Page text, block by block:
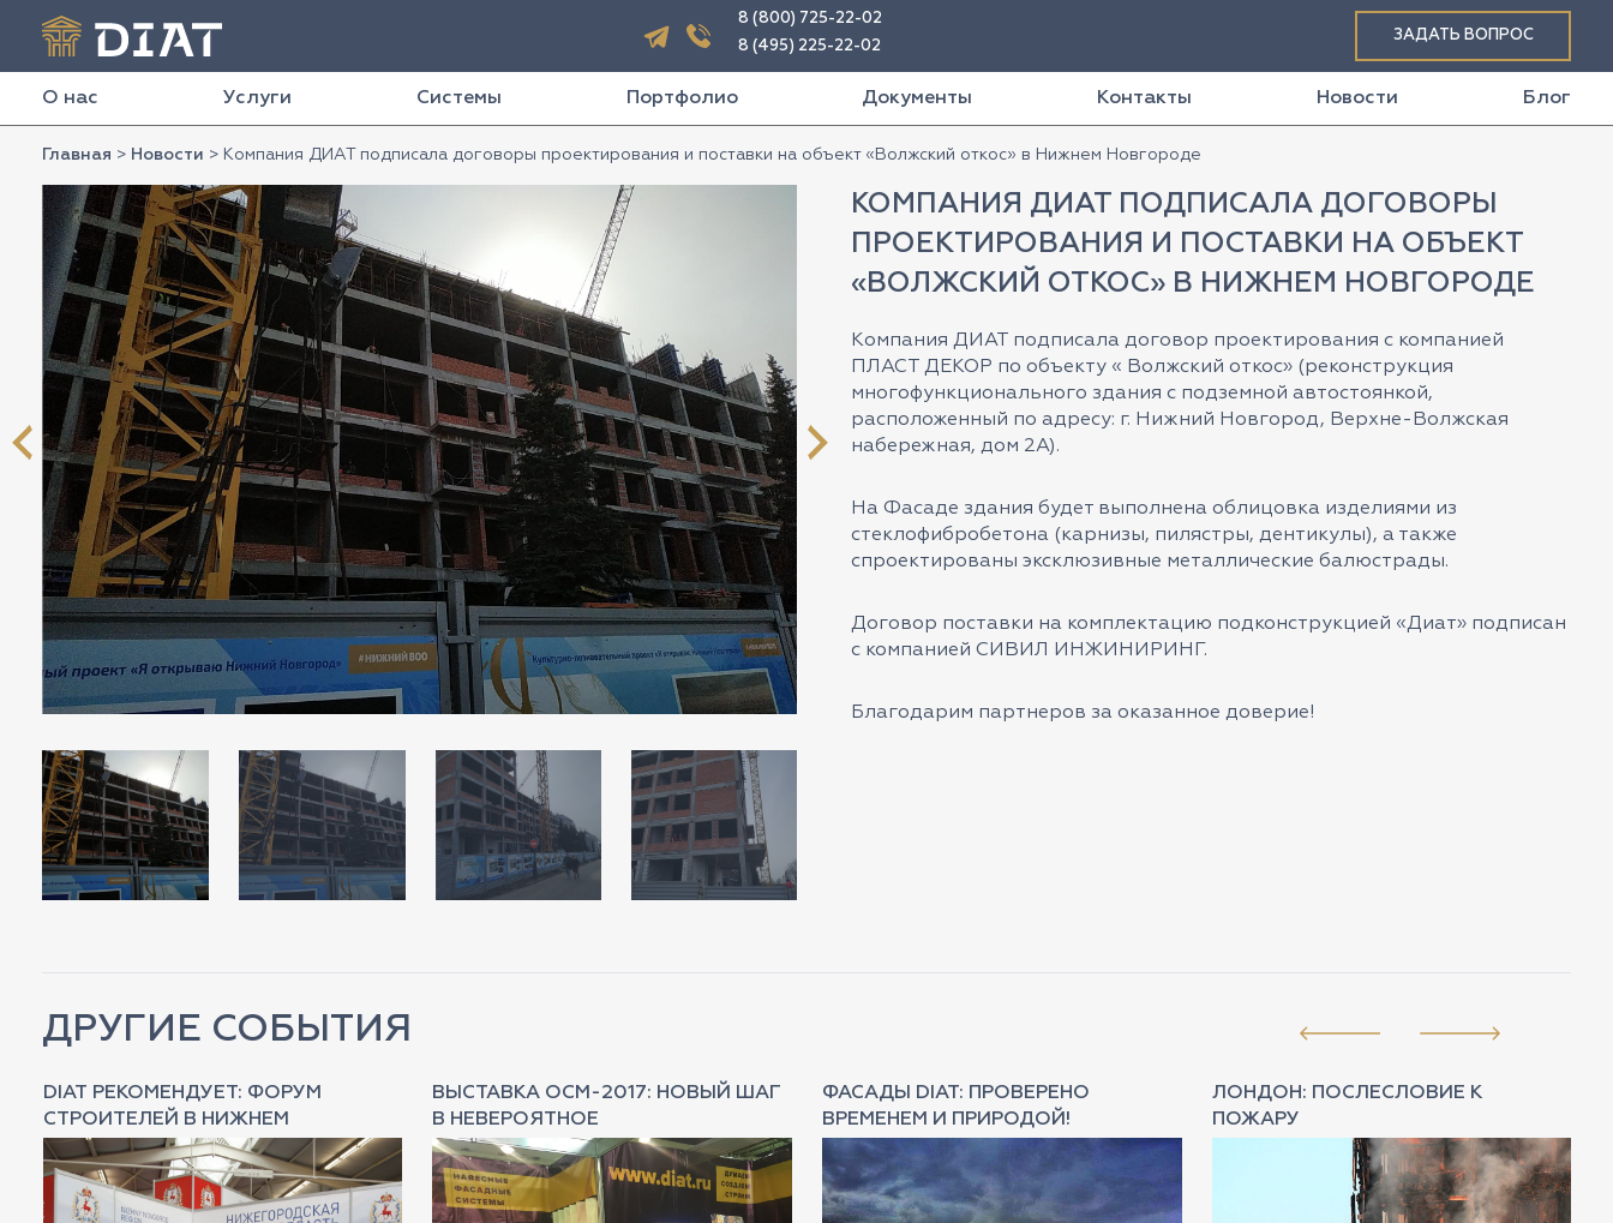
8 (800) 725-22-02
8 (495) 225-22-02
ЗАДАТЬ ВОПРОС
О нас Услуги Системы Портфолио Документы Контакты Новости Блог
Главная > Новости > Компания ДИАТ подписала договоры проектирования и поставки на объект «Волжский откос» в Нижнем Новгороде
КОМПАНИЯ ДИАТ ПОДПИСАЛА ДОГОВОРЫ
ПРОЕКТИРОВАНИЯ И ПОСТАВКИ НА ОБЪЕКТ
«ВОЛЖСКИЙ ОТКОС» В НИЖНЕМ НОВГОРОДЕ
Компания ДИАТ подписала договор проектирования с компанией
ПЛАСТ ДЕКОР по объекту « Волжский откос» (реконструкция
многофункционального здания с подземной автостоянкой,
расположенный по адресу: г. Нижний Новгород, Верхне-Волжская
набережная, дом 2А).
На Фасаде здания будет выполнена облицовка изделиями из
стеклофибробетона (карнизы, пилястры, дентикулы), а также
спроектированы эксклюзивные металлические балюстрады.
Договор поставки на комплектацию подконструкцией «Диат» подписан
с компанией СИВИЛ ИНЖИНИРИНГ.
Благодарим партнеров за оказанное доверие!
ДРУГИЕ СОБЫТИЯ
DIAT РЕКОМЕНДУЕТ: ФОРУМ
СТРОИТЕЛЕЙ В НИЖНЕМ
ВЫСТАВКА ОСМ-2017: НОВЫЙ ШАГ
В НЕВЕРОЯТНОЕ
ФАСАДЫ DIAT: ПРОВЕРЕНО
ВРЕМЕНЕМ И ПРИРОДОЙ!
ЛОНДОН: ПОСЛЕСЛОВИЕ К
ПОЖАРУ